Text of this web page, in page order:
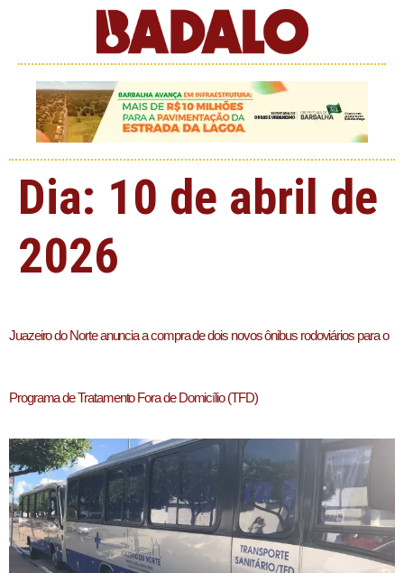
Dia: 10 de abril de
2026
Juazeiro do Norte anuncia a compra de dois novos ônibus rodoviários para o
Programa de Tratamento Fora de Domicílio (TFD)